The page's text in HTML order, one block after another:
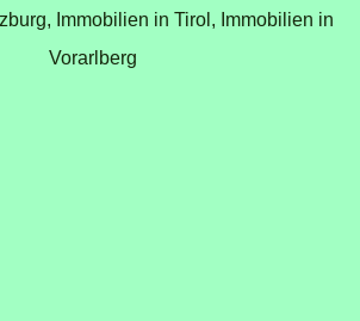
Immobilien in Tirol, Immobilien in
Vorarlberg